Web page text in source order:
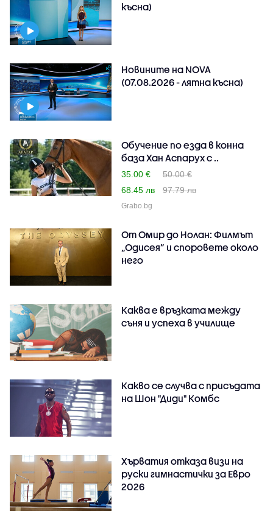
късна)
Новините на NOVA
(07.08.2026 - лятна късна)
Обучение по езда в конна
база Хан Аспарух с ..
35.00 €
50.00 €
68.45 лв
97.79 лв
Grabo.bg
От Омир до Нолан: Филмът
„Одисея” и споровете около
него
Каква е връзката между
съня и успеха в училище
Какво се случва с присъдата
на Шон "Диди" Комбс
Хърватия отказа визи на
руски гимнастички за Евро
2026